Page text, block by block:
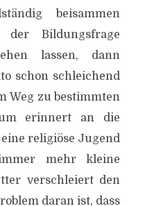
beisammen
Bildungsfrage
lassen, dann
schon schleichend
Weg zu bestimmten
erinnert an die
religiöse Jugend
mehr kleine
verschleiert den
daran ist, dass